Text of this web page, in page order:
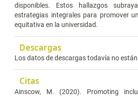
disponibles. Estos hallazgos
estrategias integrales para promover
equitativa en la universidad.
Descargas
Los datos de descargas todavía no
Citas
Ainscow, M. (2020). Promoting